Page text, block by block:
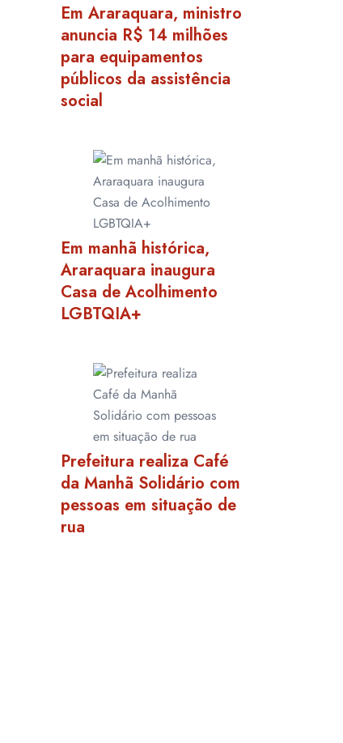
Em Araraquara, ministro
anuncia R$ 14 milhões
para equipamentos
públicos da assistência
social
Em manhã histórica,
Araraquara inaugura
Casa de Acolhimento
LGBTQIA+
Prefeitura realiza Café
da Manhã Solidário com
pessoas em situação de
rua